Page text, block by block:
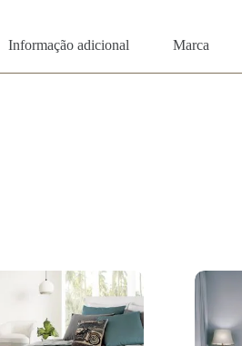
Informação adicional Marca